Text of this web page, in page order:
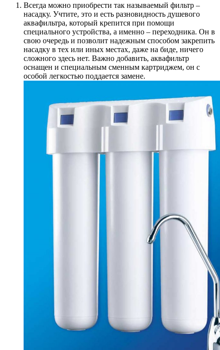
Всегда можно приобрести так называемый фильтр –
насадку. Учтите, это и есть разновидность душевого
аквафильтра, который крепится при помощи
специального устройства, а именно – переходника. Он в
свою очередь и позволит надежным способом закрепить
насадку в тех или иных местах, даже на биде, ничего
сложного здесь нет. Важно добавить, аквафильтр
оснащен и специальным сменным картриджем, он с
особой легкостью поддается замене.